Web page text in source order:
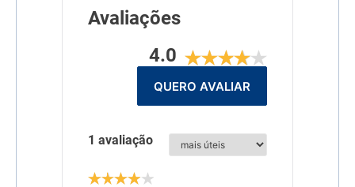
Avaliações
4.0
QUERO AVALIAR
1 avaliação